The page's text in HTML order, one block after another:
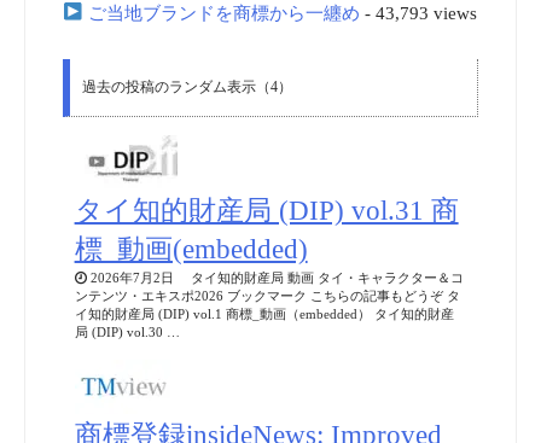
ご当地ブランドを商標から一纏め - 43,793 views
過去の投稿のランダム表示（4）
タイ知的財産局 (DIP) vol.31 商
標_動画(embedded)
2026年7月2日 タイ知的財産局 動画 タイ・キャラクター＆コ
ンテンツ・エキスポ2026 ブックマーク こちらの記事もどうぞ タ
イ知的財産局 (DIP) vol.1 商標_動画（embedded） タイ知的財産
局 (DIP) vol.30 …
商標登録insideNews: Improved